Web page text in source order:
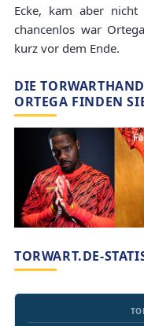
Ecke, kam aber
chancenlos war
kurz vor dem Ende.
DIE
ORTEGA FINDEN
TORWART.DE-